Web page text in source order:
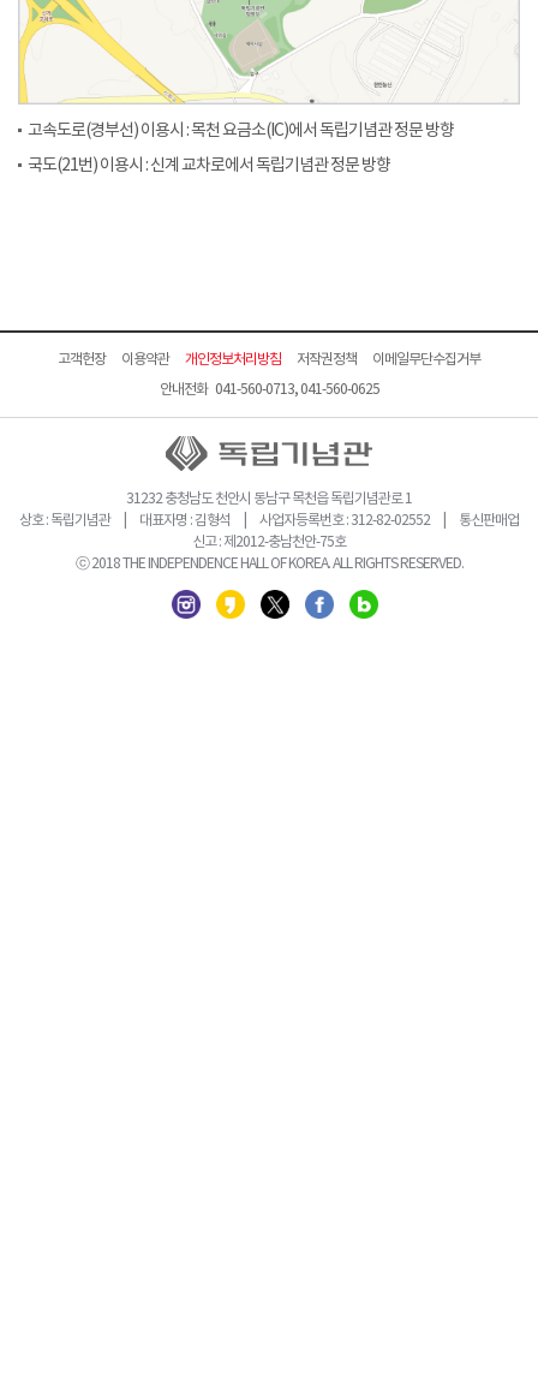
고속도로(경부선) 이용시 : 목천 요금소(IC)에서 독립기념관 정문 방향
국도(21번) 이용시 : 신계 교차로에서 독립기념관 정문 방향
고객헌장 이용약관 개인정보처리방침 저작권정책
이메일무단수집거부
안내전화 041-560-0713, 041-560-0625
31232 충청남도 천안시 동남구 목천읍 독립기념관로 1
상호 : 독립기념관 | 대표자명 : 김형석 | 사업자등록번호 : 312-82-02552 | 통신판매업
신고 : 제2012-충남천안-75호
ⓒ 2018 THE INDEPENDENCE HALL OF KOREA. ALL RIGHTS RESERVED.